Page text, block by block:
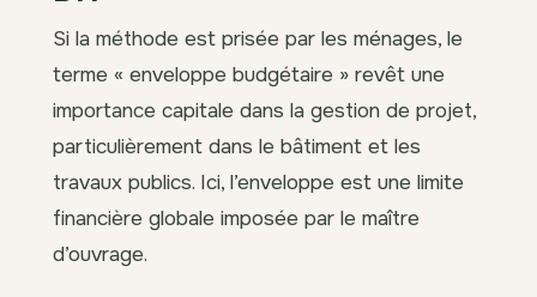
Si la méthode est prisée par les ménages, le
terme « enveloppe budgétaire » revêt une
importance capitale dans la gestion de projet,
particulièrement dans le bâtiment et les
travaux publics. Ici, l’enveloppe est une limite
financière globale imposée par le maître
d’ouvrage.